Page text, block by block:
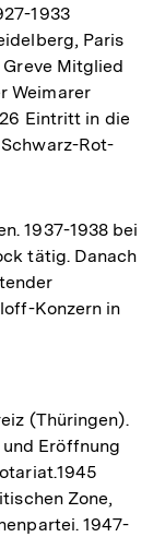
1933
Paris
Mitglied
Weimarer
Eintritt in die
Rot-
1937-1938 bei
tätig. Danach
Konzern in
(Thüringen).
und Eröffnung
Zone,
1947-